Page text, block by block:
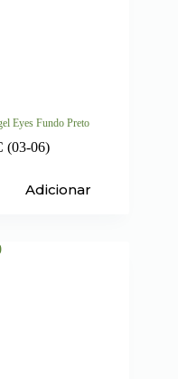
Eyes Fundo Preto
(03-06)
Adicionar